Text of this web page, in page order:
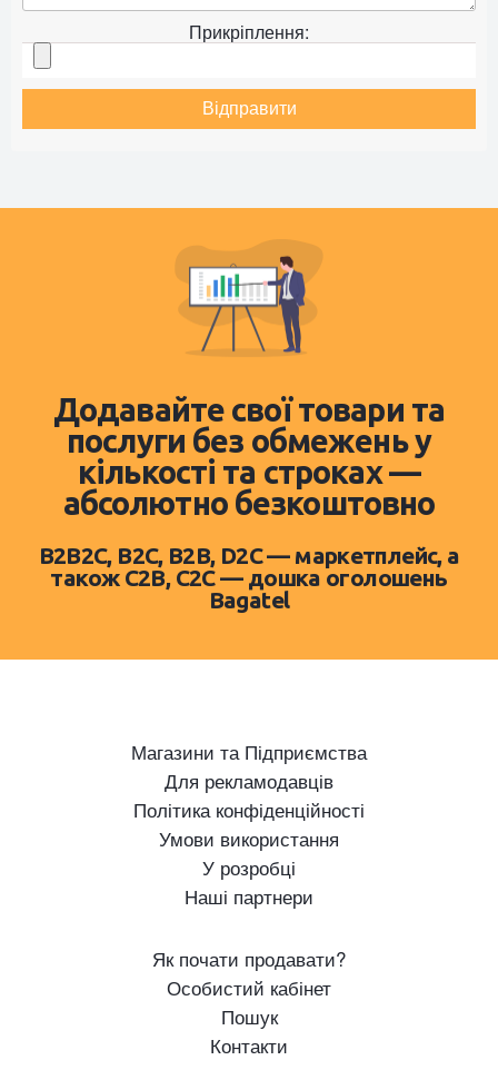
Прикріплення:
Відправити
Додавайте свої товари та
послуги без обмежень у
кількості та строках —
абсолютно безкоштовно
B2B2C, B2C, B2B, D2C — маркетплейс, а
також C2B, C2C — дошка оголошень
Bagatel
Магазини та Підприємства
Для рекламодавців
Політика конфіденційності
Умови використання
У розробці
Наші партнери
Як почати продавати?
Особистий кабінет
Пошук
Контакти